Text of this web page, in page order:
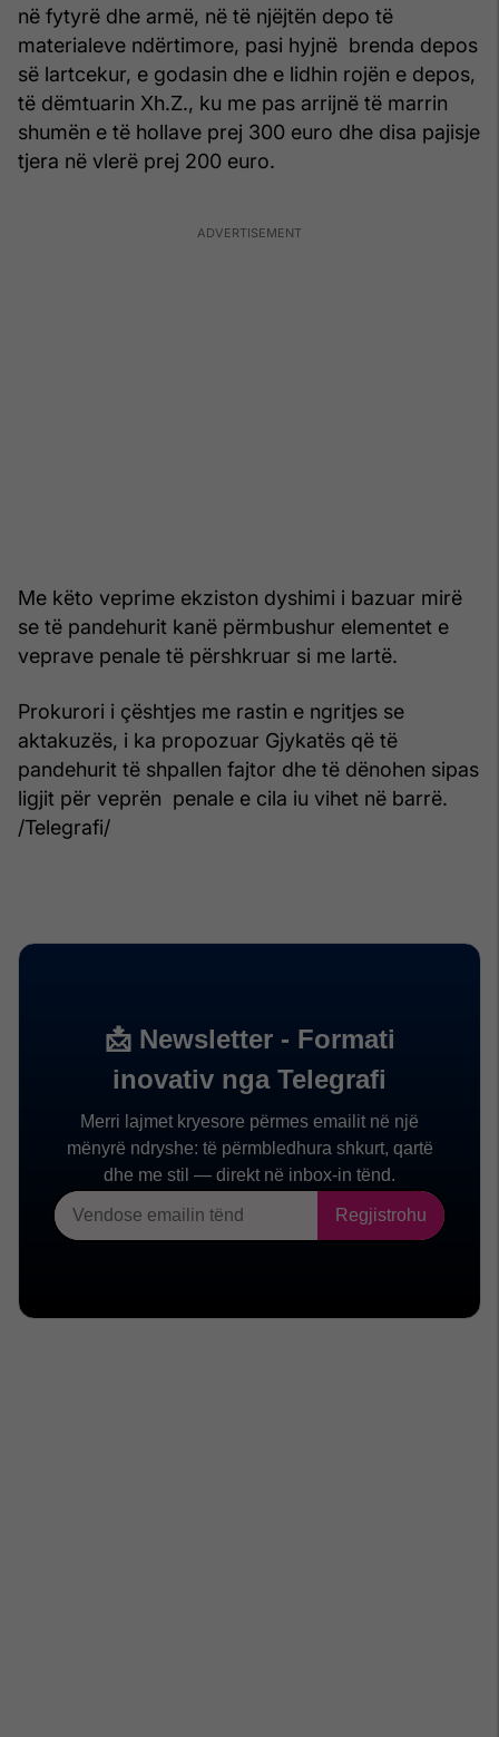
në fytyrë dhe armë, në të njëjtën depo të
materialeve ndërtimore, pasi hyjnë brenda depos
së lartcekur, e godasin dhe e lidhin rojën e depos,
të dëmtuarin Xh.Z., ku me pas arrijnë të marrin
shumën e të hollave prej 300 euro dhe disa pajisje
tjera në vlerë prej 200 euro.
Me këto veprime ekziston dyshimi i bazuar mirë
se të pandehurit kanë përmbushur elementet e
veprave penale të përshkruar si me lartë.
Prokurori i çështjes me rastin e ngritjes se
aktakuzës, i ka propozuar Gjykatës që të
pandehurit të shpallen fajtor dhe të dënohen sipas
ligjit për veprën penale e cila iu vihet në barrë.​
/Telegrafi/